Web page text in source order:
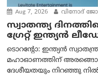
Aug 7, 2026 വിനോദ്
സ്വാതന്ത്യ
ഗ്രേറ്റ് ഇന്ത്യൻ
ടൊറന്റോ: ഇന്ത്യൻ
മഹാഓണത്തിന്
ദേശീയതയും നിറഞ്ഞു